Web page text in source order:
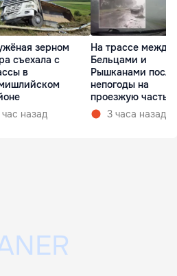
зерном
съехала с
в
час назад
На трассе между
Бельцами и
Рышканами после
непогоды на
проезжую часть
упали деревья
3 часа назад